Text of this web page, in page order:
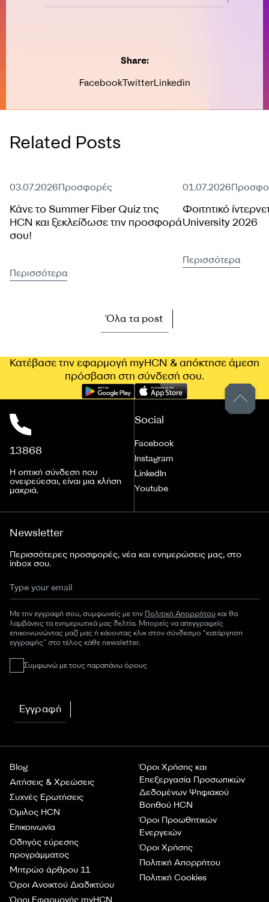
Share:
FacebookTwitterLinkedin
Related Posts
Ενεργή προσφορά
03.07.2026Προσφορές
Κάνε το Summer Fiber Quiz της
HCN και ξεκλείδωσε την προσφορά
σου!
Περισσότερα
Ενεργή προσφορά
01.07.2026
Φοιτητικό
University 2026
Περισσότερα
Όλα τα post
Κατέβασε την εφαρμογή myHCN & απόκτησε άμεση
πρόσβαση στη σύνδεσή σου.
13868
Η οπτική σύνδεση που
ονειρεύεσαι, είναι μια κλήση
μακριά.
Blog
Αιτήσεις & Χρεώσεις
Συχνές Ερωτήσεις
Όμιλος HCN
Επικοινωνία
Οδηγός εύρεσης
προγράμματος
Μητρώο άρθρου 11
Όροι Ανοικτού Διαδικτύου
Όροι Εφαρμογής myHCN
Όροι Χρήσης και
Επεξεργασία Προσωπικών
Δεδομένων Ψηφιακού
Βοηθού HCN
Όροι Προωθητικών
Ενεργειών
Όροι Χρήσης
Πολιτική Απορρήτου
Πολιτική Cookies
Social
Facebook
Instagram
LinkedIn
Youtube
Newsletter
Περισσότερες προσφορές, νέα και ενημερώσεις μας, στο
inbox σου.
Με την εγγραφή σου, συμφωνείς με την Πολιτική Απορρήτου και θα
λαμβάνεις τα ενημερωτικά μας δελτία. Μπορείς να απεγγραφείς
επικοινωνώντας μαζί μας ή κάνοντας κλικ στον σύνδεσμο “κατάργηση
εγγραφής” στο τέλος κάθε newsletter.
Συμφωνώ με τους παραπάνω όρους
Εγγραφή